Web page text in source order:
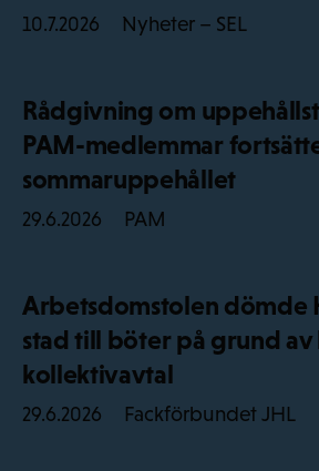
10.7.2026 Nyheter – SEL
Rådgivning om
PAM-medlemmar
sommaruppehållet
29.6.2026 PAM
Arbetsdomstolen dömde
stad till böter på grund
kollektivavtal
29.6.2026 Fackförbundet JHL